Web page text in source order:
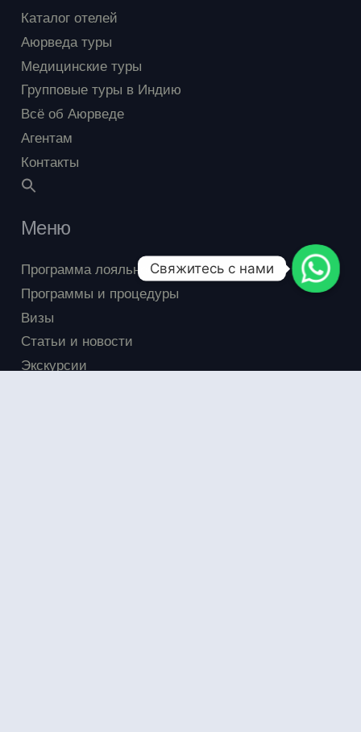
Каталог отелей
Аюрведа туры
Медицинские туры
Групповые туры в Индию
Всё об Аюрведе
Агентам
Контакты
Меню
Программа лояльности
Программы и процедуры
Визы
Статьи и новости
Экскурсии
Свяжитесь с нами